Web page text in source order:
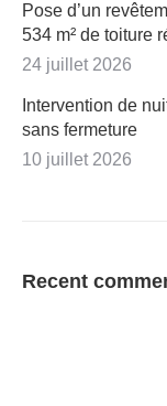
Pose d’un
534 m² de toiture
24 juillet 2026
Intervention de
sans fermeture
10 juillet 2026
Recent